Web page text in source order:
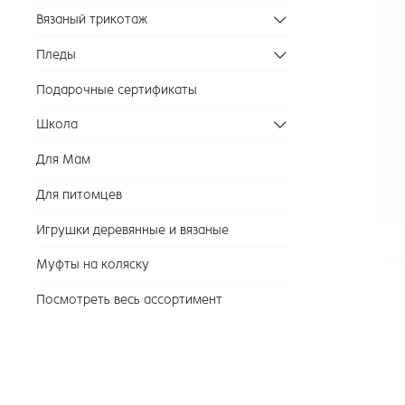
Вязаный трикотаж
Пледы
Подарочные сертификаты
Школа
Для Мам
Для питомцев
Игрушки деревянные и вязаные
Муфты на коляску
Посмотреть весь ассортимент